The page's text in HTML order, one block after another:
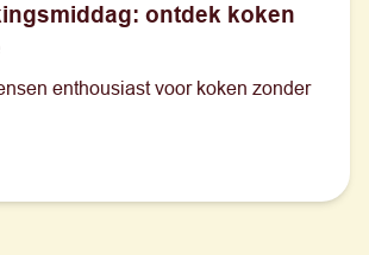
ontdek koken
enthousiast voor koken zonder